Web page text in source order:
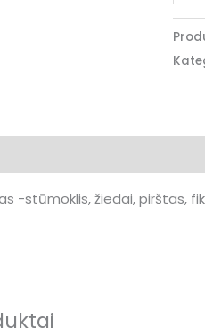
-stūmoklis, žiedai, pirštas,